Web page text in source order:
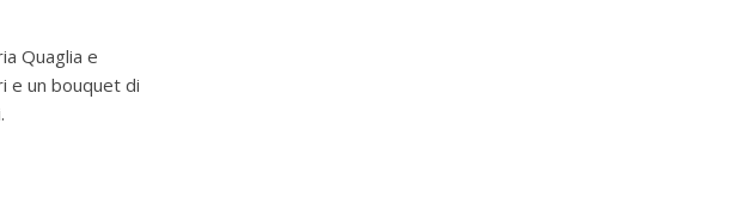
Quaglia e
e un bouquet di